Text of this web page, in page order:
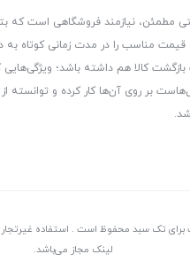
مطمئن، نیازمند فروشگاهی است که
قیمت مناسب را در مدت زمانی کوتاه
کالا هم داشته باشد؛ ویژگی‌هایی
بر روی آن‌ها کار کرده و توانسته
تک سبد محفوظ است . استفاده
لینک مجاز می‌باشد.